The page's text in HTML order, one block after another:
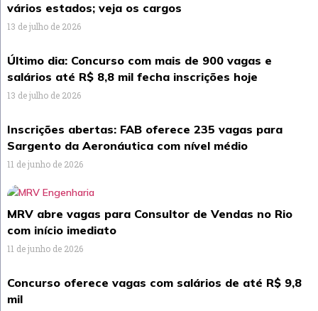
vários estados; veja os cargos
13 de julho de 2026
Último dia: Concurso com mais de 900 vagas e
salários até R$ 8,8 mil fecha inscrições hoje
13 de julho de 2026
Inscrições abertas: FAB oferece 235 vagas para
Sargento da Aeronáutica com nível médio
11 de junho de 2026
MRV abre vagas para Consultor de Vendas no Rio
com início imediato
11 de junho de 2026
Concurso oferece vagas com salários de até R$ 9,8
mil